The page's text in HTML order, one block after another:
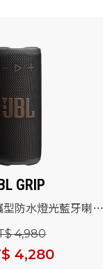
GRIP
防水燈光藍牙喇叭
4,980
4,280